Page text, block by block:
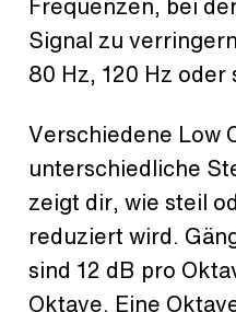
Frequenzen, bei
Signal zu
80 Hz, 120 Hz oder
Verschiedene Low
unterschiedliche
zeigt dir, wie steil
reduziert wird.
sind 12 dB pro
Oktave. Eine